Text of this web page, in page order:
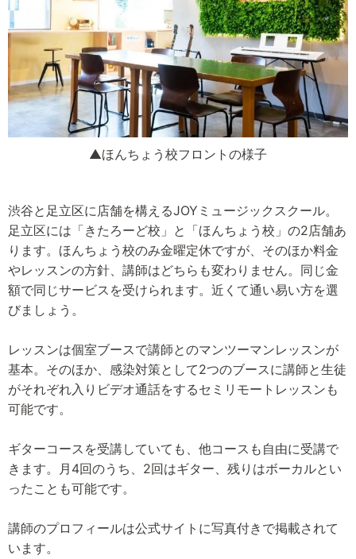
▲ほんちょう校フロントの様子
渋谷と足立区に店舗を構えるJOYミュージックスクール。
足立区には「きたろーど校」と「ほんちょう校」の2店舗あ
ります。ほんちょう校のみ金曜定休ですが、そのほか料金
やレッスンの方針、講師はどちらも変わりません。同じ金
額で同じサービスを受けられます。近くて通い易い方を選
びましょう。
レッスンは個室ブースで講師とのマンツーマンレッスンが
基本。そのほか、感染対策として2つのブースに講師と生徒
がそれぞれ入りビデオ通話をするセミリモートレッスンも
可能です。
ギターコースを受講していても、他コースも自由に受講で
きます。月4回のうち、2回はギター、残りはボーカルとい
ったことも可能です。
講師のプロフィールは公式サイトに写真付きで掲載されて
います。